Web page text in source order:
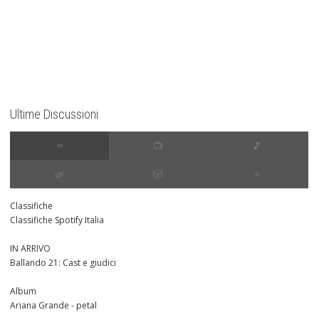
Ultime Discussioni
∞ 📺 🎵
🌿 🎲 ⭐️
Classifiche
Classifiche Spotify Italia
IN ARRIVO
Ballando 21: Cast e giudici
Album
Ariana Grande - petal